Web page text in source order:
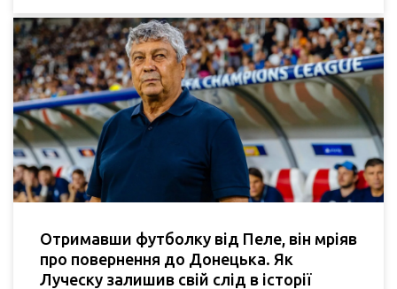
Отримавши футболку від Пеле, він мріяв
про повернення до Донецька. Як
Луческу залишив свій слід в історії